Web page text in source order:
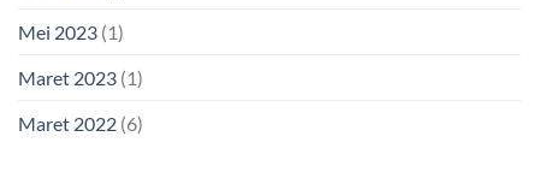
Mei 2023 (1)
Maret 2023 (1)
Maret 2022 (6)